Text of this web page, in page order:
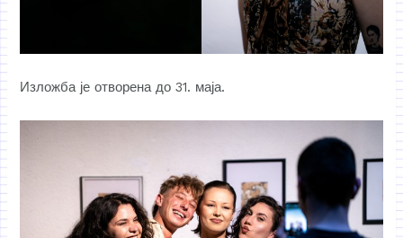
Изложба је отворена до 31. маја.